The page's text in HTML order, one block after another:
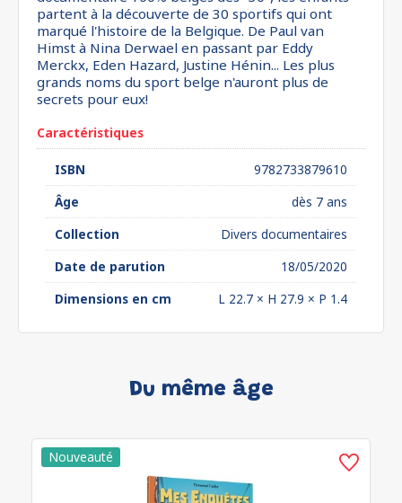
partent à la découverte de 30 sportifs qui ont
marqué l'histoire de la Belgique. De Paul van
Himst à Nina Derwael en passant par Eddy
Merckx, Eden Hazard, Justine Hénin... Les plus
grands noms du sport belge n'auront plus de
secrets pour eux!
Caractéristiques
ISBN
9782733879610
Âge
dès 7 ans
Collection
Divers documentaires
Date de parution
18/05/2020
Dimensions en cm
L 22.7 × H 27.9 × P 1.4
Du même âge